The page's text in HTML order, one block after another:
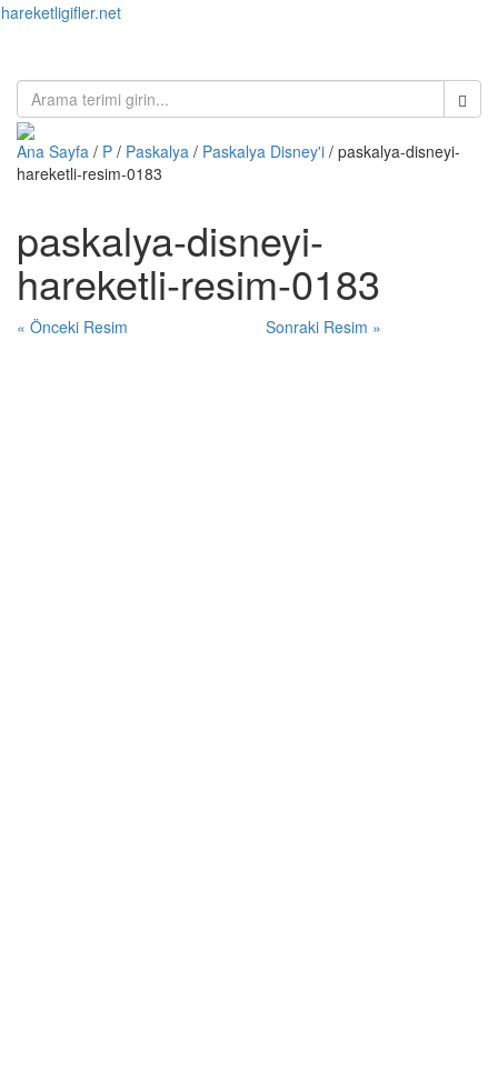
hareketligifler.net
Ana Sayfa / P / Paskalya / Paskalya Disney'i / paskalya-disneyi-
hareketli-resim-0183
paskalya-disneyi-
hareketli-resim-0183
« Önceki Resim Sonraki Resim »